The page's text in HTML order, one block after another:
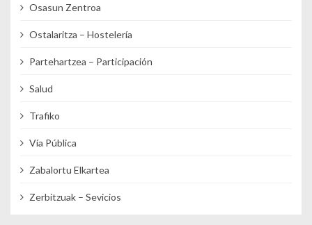
Osasun Zentroa
Ostalaritza – Hostelería
Partehartzea – Participación
Salud
Trafiko
Vía Pública
Zabalortu Elkartea
Zerbitzuak – Sevicios